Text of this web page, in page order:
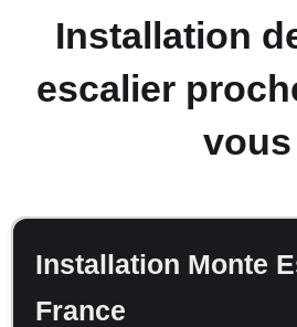
Installation
escalier
vous
Installation Monte
France